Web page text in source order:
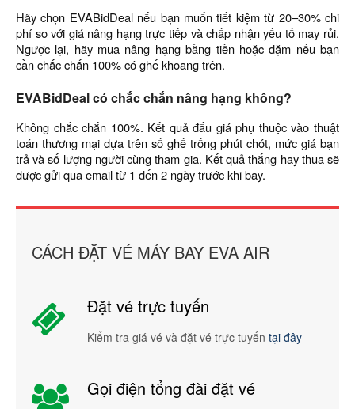
Hãy chọn EVABidDeal nếu bạn muốn tiết kiệm từ 20–30% chi
phí so với giá nâng hạng trực tiếp và chấp nhận yếu tố may rủi.
Ngược lại, hãy mua nâng hạng bằng tiền hoặc dặm nếu bạn
cần chắc chắn 100% có ghế khoang trên.
EVABidDeal có chắc chắn nâng hạng không?
Không chắc chắn 100%. Kết quả đấu giá phụ thuộc vào thuật
toán thương mại dựa trên số ghế trống phút chót, mức giá bạn
trả và số lượng người cùng tham gia. Kết quả thắng hay thua sẽ
được gửi qua email từ 1 đến 2 ngày trước khi bay.
CÁCH ĐẶT VÉ MÁY BAY EVA AIR
Đặt vé trực tuyến
Kiểm tra giá vé và đặt vé trực tuyến tại đây
Gọi điện tổng đài đặt vé